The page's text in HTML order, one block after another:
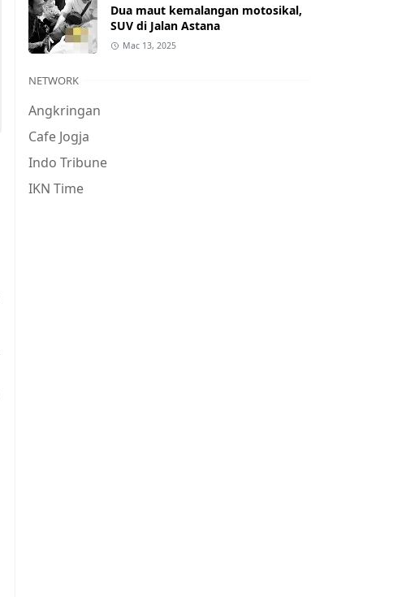
Dua maut kemalangan motosikal,
SUV di Jalan Astana
Mac 13, 2025
NETWORK
Angkringan
Cafe Jogja
Indo Tribune
IKN Time